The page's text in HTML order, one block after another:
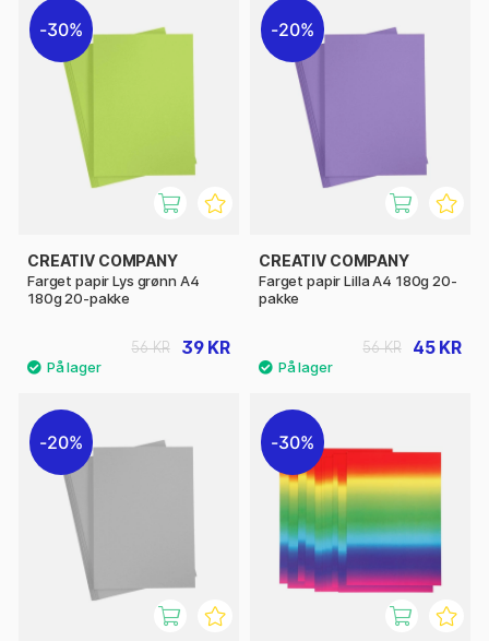
30%
CREATIV COMPANY
Farget papir Lys grønn A4
180g 20-pakke
39 KR
56 KR
20%
CREATIV COMPANY
Farget papir Lilla A4 180g 20-
pakke
45 KR
56 KR
20% 30%